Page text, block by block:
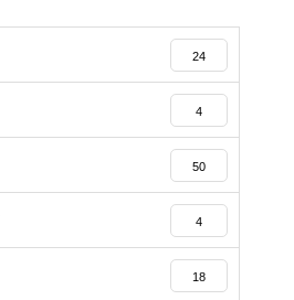
24
4
50
4
18